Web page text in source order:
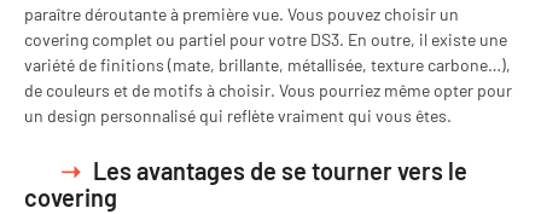
paraître déroutante à première vue. Vous pouvez choisir un
covering complet ou partiel pour votre DS3. En outre, il existe une
variété de finitions (mate, brillante, métallisée, texture carbone…),
de couleurs et de motifs à choisir. Vous pourriez même opter pour
un design personnalisé qui reflète vraiment qui vous êtes.
Les avantages de se tourner vers le
covering